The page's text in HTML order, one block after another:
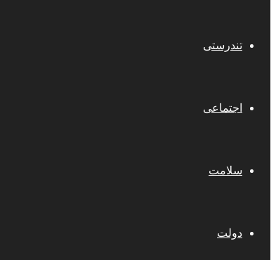
تندرستی
اجتماعی
سلامت
دولت